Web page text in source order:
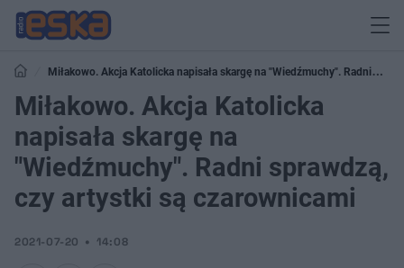
Miłakowo. Akcja Katolicka napisała skargę na "Wiedźmuchy". Radni
sprawdzą, czy artystki są czarownicami
Miłakowo. Akcja Katolicka
napisała skargę na
"Wiedźmuchy". Radni sprawdzą,
czy artystki są czarownicami
2021-07-20 14:08